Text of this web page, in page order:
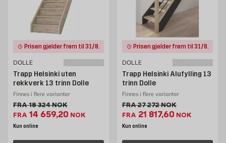
Prisen gjelder frem til 31/8.
DOLLE
Trapp Helsinki uten
rekkverk 13 trinn Dolle
Finnes i flere varianter
FRAGammel pris 18324 NOK /stk
18 324NOK
FRA Ekstrapris 14659.2 NOK /stk
14 659,20 NOK
Kun online
Prisen gjelder frem til 31/8.
DOLLE
Trapp Helsinki Alufylling 13
trinn Dolle
Finnes i flere varianter
FRAGammel pris 27272 NOK /
27 272NOK
FRA Ekstrapris 21817.6
21 817,60 NOK
Kun online